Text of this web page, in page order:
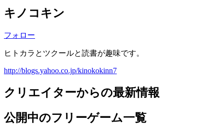
キノコキン
フォロー
ヒトカラとツクールと読書が趣味です。
http://blogs.yahoo.co.jp/kinokokinn7
クリエイターからの最新情報
公開中のフリーゲーム一覧